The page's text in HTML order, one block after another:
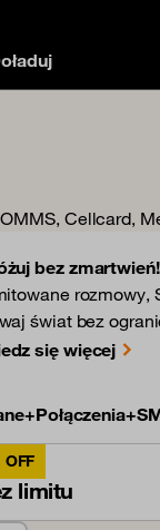
Cellcard,
bez zmartwień!
rozmowy,
świat bez
się więcej
limitu